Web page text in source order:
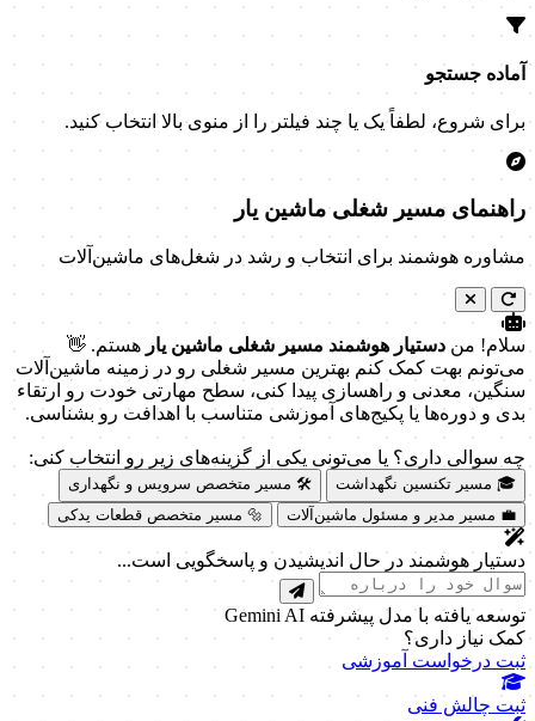
آماده جستجو
برای شروع، لطفاً یک یا چند فیلتر را از منوی بالا انتخاب کنید.
راهنمای مسیر شغلی ماشین یار
مشاوره هوشمند برای انتخاب و رشد در شغل‌های ماشین‌آلات
سلام! من دستیار هوشمند مسیر شغلی ماشین یار هستم. 👋
می‌تونم بهت کمک کنم بهترین مسیر شغلی رو در زمینه ماشین‌آلات
سنگین، معدنی و راهسازی پیدا کنی، سطح مهارتی خودت رو ارتقاء
بدی و دوره‌ها یا پکیج‌های آموزشی متناسب با اهدافت رو بشناسی.
چه سوالی داری؟ یا می‌تونی یکی از گزینه‌های زیر رو انتخاب کنی:
🎓 مسیر تکنسین نگهداشت
🛠️ مسیر متخصص سرویس و نگهداری
💼 مسیر مدیر و مسئول ماشین‌آلات
🔩 مسیر متخصص قطعات یدکی
دستیار هوشمند در حال اندیشیدن و پاسخگویی است...
توسعه یافته با مدل پیشرفته Gemini AI
کمک نیاز داری؟
ثبت درخواست آموزشی
ثبت چالش فنی